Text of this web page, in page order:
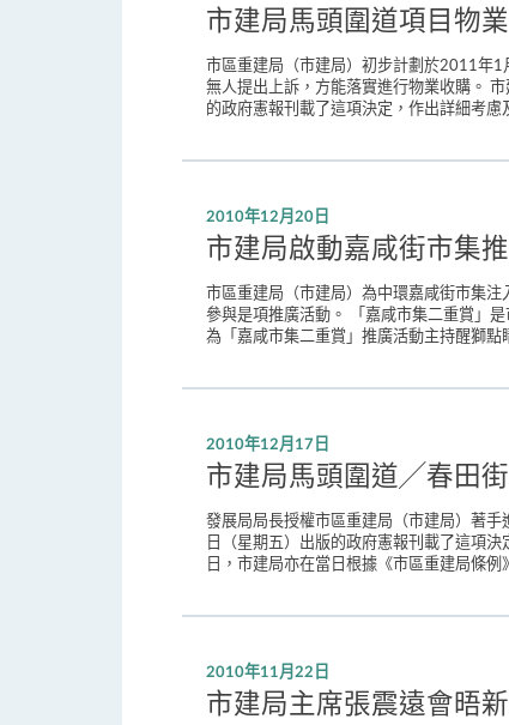
市建局馬頭圍道項目物
市區重建局（市建局）初步計劃於2011年
無人提出上訴，方能落實進行物業收購。
的政府憲報刊載了這項決定，作出詳細考
2010年12月20日
市建局啟動嘉咸街市集
市區重建局（市建局）為中環嘉咸街市集
參與是項推廣活動。 「嘉咸市集二重賞」
為「嘉咸市集二重賞」推廣活動主持醒獅
2010年12月17日
市建局馬頭圍道╱春田
發展局局長授權市區重建局（市建局）著
日（星期五）出版的政府憲報刊載了這項
日，市建局亦在當日根據《市區重建局條
2010年11月22日
市建局主席張震遠會晤